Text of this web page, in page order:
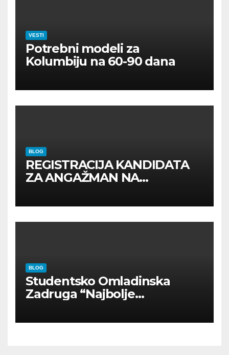
VESTI
Potrebni modeli za
Kolumbiju na 60-90 dana
BLOG
REGISTRACIJA KANDIDATA
ZA ANGAŽMAN NA
BLOG
Studentsko Omladinska
Zadruga “Najbolje